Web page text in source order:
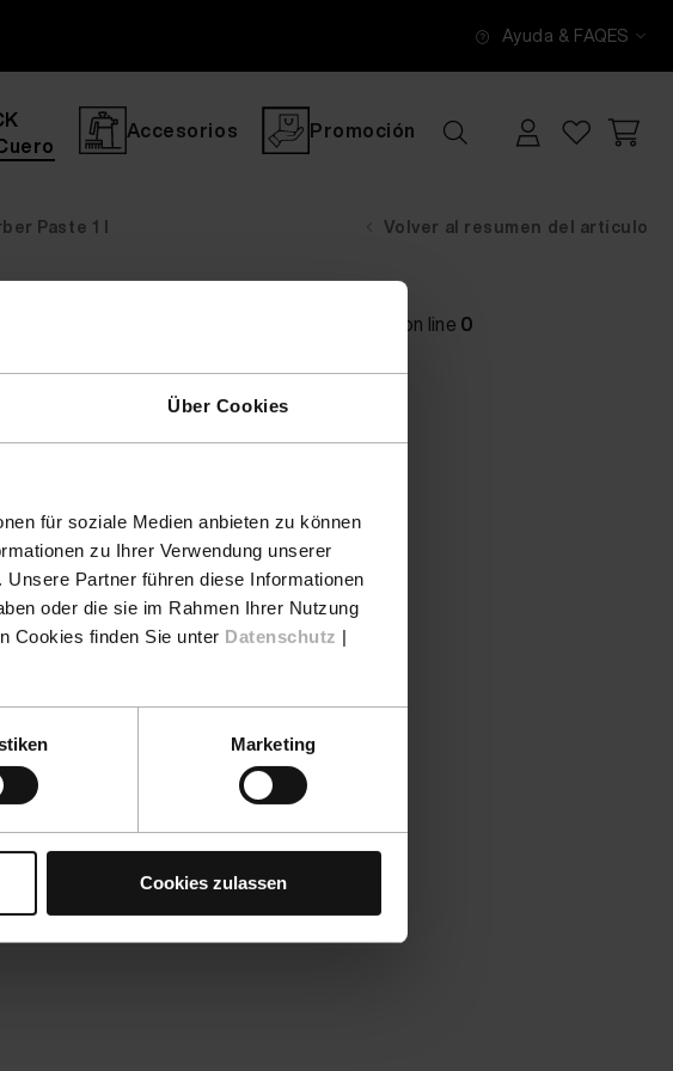
Über Cookies
für soziale Medien anbieten zu können
zu Ihrer Verwendung unserer
Partner führen diese Informationen
oder die sie im Rahmen Ihrer Nutzung
Cookies finden Sie unter Datenschutz |
Marketing
Cookies zulassen
Ayuda & FAQES
Accesorios Promoción
Paste 1 l Volver al resumen del artículo
trace: #0 {main} thrown in on line 0